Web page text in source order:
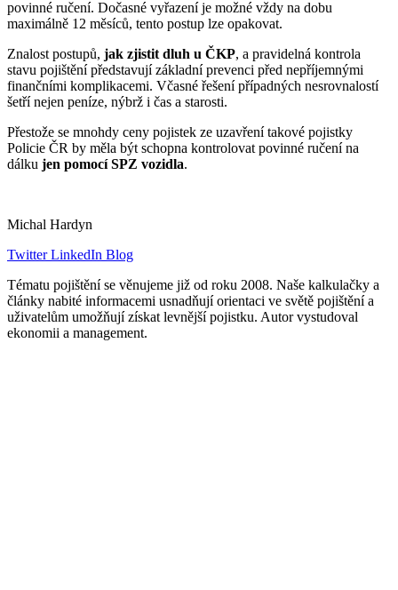
povinné ručení. Dočasné vyřazení je možné vždy na dobu
maximálně 12 měsíců, tento postup lze opakovat.
Znalost postupů, jak zjistit dluh u ČKP, a pravidelná kontrola
stavu pojištění představují základní prevenci před nepříjemnými
finančními komplikacemi. Včasné řešení případných nesrovnalostí
šetří nejen peníze, nýbrž i čas a starosti.
Přestože se mnohdy ceny pojistek ze uzavření takové pojistky
Policie ČR by měla být schopna kontrolovat povinné ručení na
dálku jen pomocí SPZ vozidla.
Michal Hardyn
TwitterLinkedIn Blog
Tématu pojištění se věnujeme již od roku 2008. Naše kalkulačky a
články nabité informacemi usnadňují orientaci ve světě pojištění a
uživatelům umožňují získat levnější pojistku. Autor vystudoval
ekonomii a management.